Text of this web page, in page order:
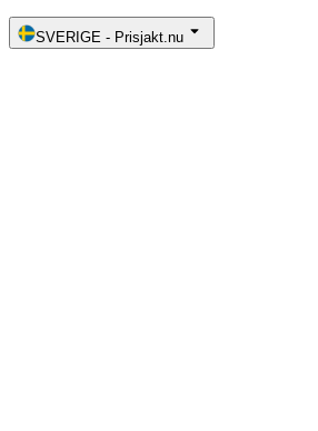
SVERIGE - Prisjakt.nu